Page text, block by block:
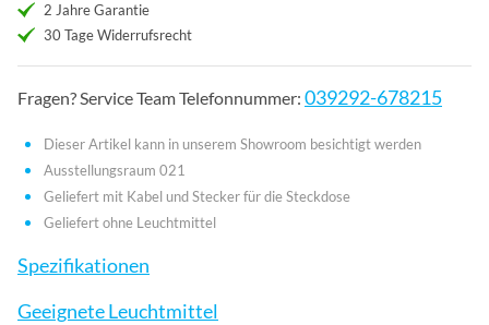
2 Jahre Garantie
30 Tage Widerrufsrecht
Fragen? Service Team Telefonnummer: 039292-678215
Dieser Artikel kann in unserem Showroom besichtigt werden
Ausstellungsraum 021
Geliefert mit Kabel und Stecker für die Steckdose
Geliefert ohne Leuchtmittel
Spezifikationen
Geeignete Leuchtmittel